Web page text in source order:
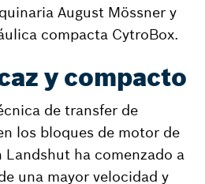
August Mössner y
compacta CytroBox.
y compacto
de transfer de
los bloques de motor de
Landshut ha comenzado a
una mayor velocidad y